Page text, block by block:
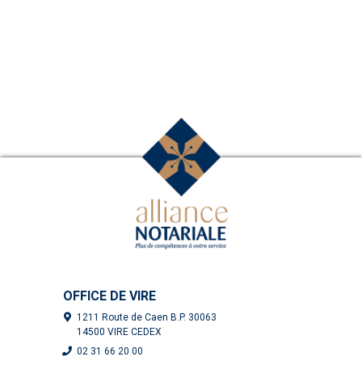
OFFICE DE VIRE
1211 Route de Caen B.P. 30063
14500 VIRE CEDEX
02 31 66 20 00